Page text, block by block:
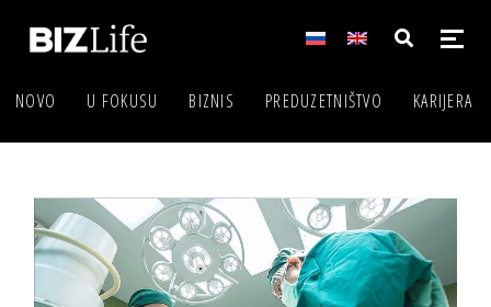
NOVO U FOKUSU BIZNIS PREDUZETNIŠTVO KARIJERA